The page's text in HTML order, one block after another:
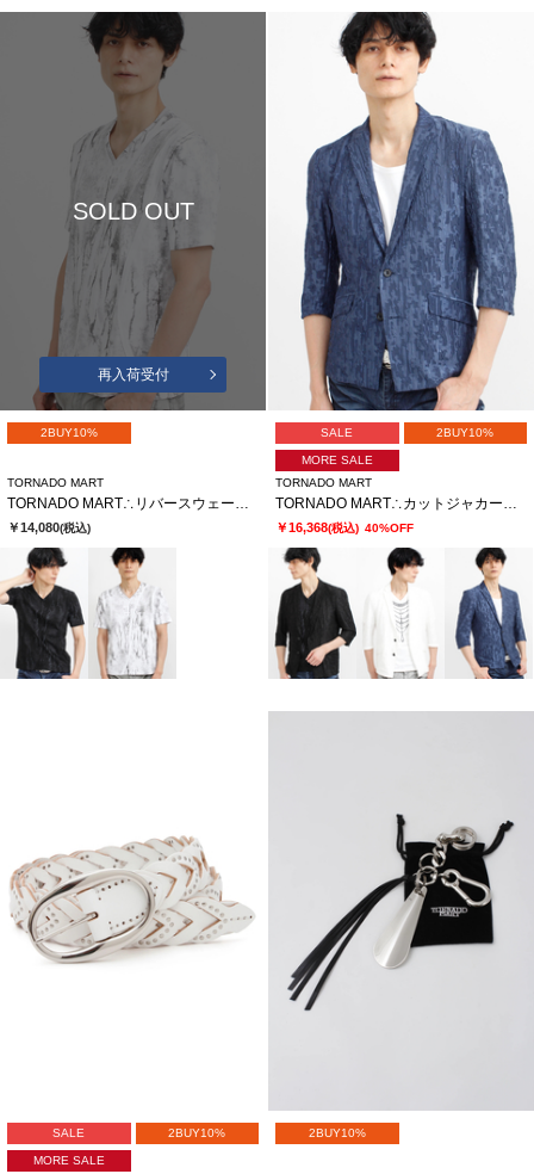
SOLD OUT
再入荷受付
2BUY10%
TORNADO MART
TORNADO MART∴リバースウェーブシームVネック半袖カットソー
￥14,080(税込)
SALE 2BUY10%
MORE SALE
TORNADO MART
TORNADO MART∴カットジャカード7分袖ジャケット
￥16,368(税込) 40%OFF
SALE 2BUY10%
MORE SALE
2BUY10%